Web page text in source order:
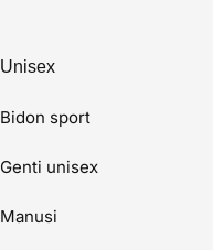
Unisex
Bidon sport
Genti unisex
Manusi